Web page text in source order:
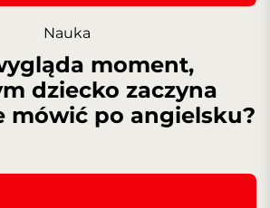
Nauka
moment,
dziecko zaczyna
mówić po angielsku?